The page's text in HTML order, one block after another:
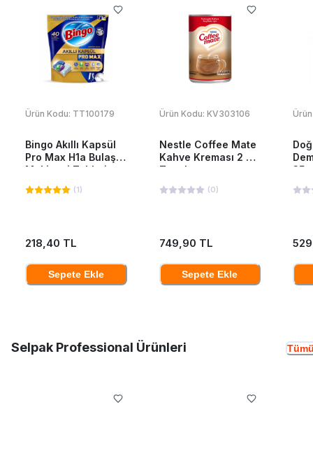
Ürün Kodu: TT100179
Bingo Akıllı Kapsül
Pro Max H1a Bulaşık
Makinesi Tableti
40'Lı
(1)
218,40 TL
Sepete Ekle
Ürün Kodu: KV303106
Nestle Coffee Mate
Kahve Kreması 2 Kg
Teneke
(0)
749,90 TL
Sepete Ekle
Selpak Professional Ürünleri